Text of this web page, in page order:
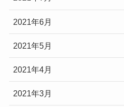
2021年6月
2021年5月
2021年4月
2021年3月